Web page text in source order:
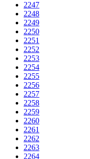
2247
2248
2249
2250
2251
2252
2253
2254
2255
2256
2257
2258
2259
2260
2261
2262
2263
2264